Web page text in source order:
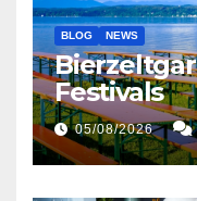
BLOG NEWS
Festivals
05/08/2026